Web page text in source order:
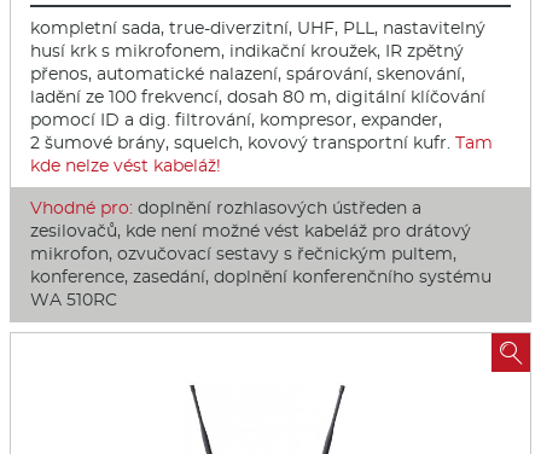
kompletní sada, true-diverzitní, UHF, PLL, nastavitelný
husí krk s mikrofonem, indikační kroužek, IR zpětný
přenos, automatické nalazení, spárování, skenování,
ladění ze 100 frekvencí, dosah 80 m, digitální klíčování
pomocí ID a dig. filtrování, kompresor, expander,
2 šumové brány, squelch, kovový transportní kufr. Tam
kde nelze vést kabeláž!
Vhodné pro: doplnění rozhlasových ústředen a
zesilovačů, kde není možné vést kabeláž pro drátový
mikrofon, ozvučovací sestavy s řečnickým pultem,
konference, zasedání, doplnění konferenčního systému
WA 510RC
